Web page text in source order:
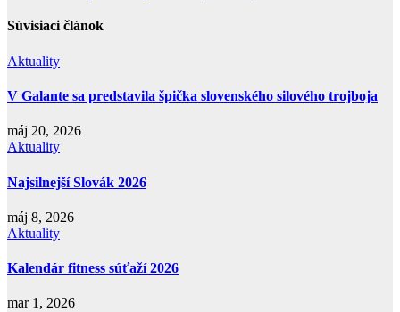
Súvisiaci článok
Aktuality
V Galante sa predstavila špička slovenského silového trojboja
máj 20, 2026
Aktuality
Najsilnejší Slovák 2026
máj 8, 2026
Aktuality
Kalendár fitness súťaží 2026
mar 1, 2026